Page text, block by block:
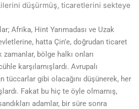
düşürmüş, ticaretlerini sekteye
Afrika, Hint Yarımadası ve Uzak
hatta Çin’e, doğrudan ticaret
zamanlar, bölge halkı onları
karşılamışlardı. Avrupalı
tüccarlar gibi olacağını düşünerek, her
Fakat bu hiç te öyle olmamış,
adamlar, bir süre sonra